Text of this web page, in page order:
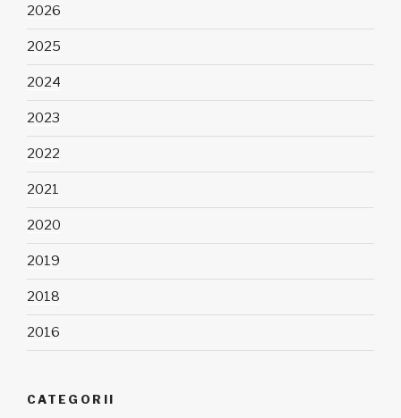
2026
2025
2024
2023
2022
2021
2020
2019
2018
2016
CATEGORII